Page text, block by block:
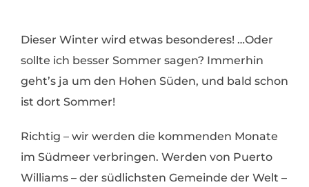
Dieser Winter wird etwas besonderes! …Oder
sollte ich besser Sommer sagen? Immerhin
geht’s ja um den Hohen Süden, und bald schon
ist dort Sommer!
Richtig – wir werden die kommenden Monate
im Südmeer verbringen. Werden von Puerto
Williams – der südlichsten Gemeinde der Welt –